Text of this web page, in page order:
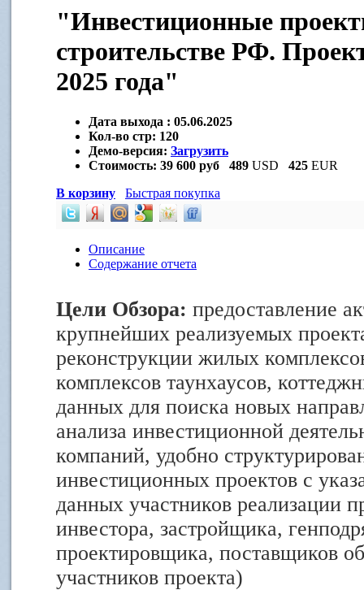
"Инвестиционные
строительстве РФ.
2025 года"
Дата выхода : 05.06.2025
Кол-во стр: 120
Демо-версия: Загрузить
Стоимость: 39 600 руб 489 USD 425 EUR
В корзину
Быстрая покупка
Описание
Содержание отчета
Цели Обзора: предоставление
крупнейших реализуемых
реконструкции жилых
комплексов таунхаусов,
данных для поиска новых
анализа инвестиционной
компаний, удобно
инвестиционных проектов с
данных участников реализации
инвестора, застройщика,
проектировщика, поставщиков
участников проекта)